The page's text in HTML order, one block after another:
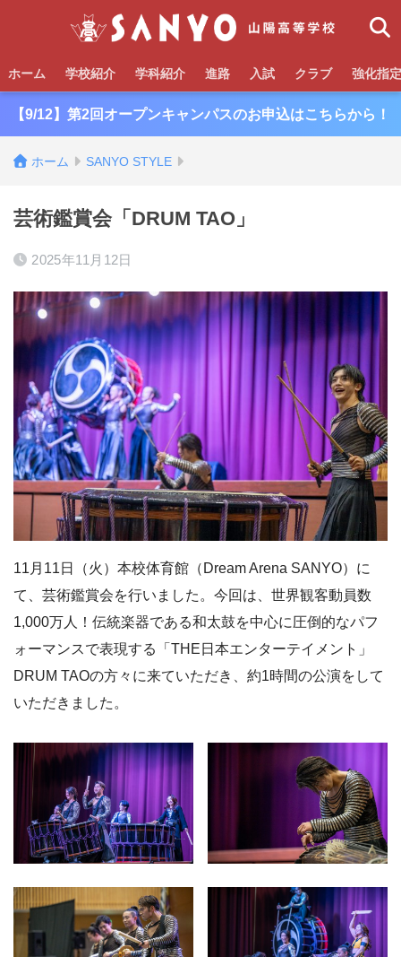
ホーム 学校紹介 学科紹介 進路 入試 クラブ 強化指
【9/12】第2回オープンキャンパスのお申込はこちらから！
ホーム SANYO STYLE
芸術鑑賞会「DRUM TAO」
2025年11月12日
11月11日（火）本校体育館（Dream Arena SANYO）に
て、芸術鑑賞会を行いました。今回は、世界観客動員数
1,000万人！伝統楽器である和太鼓を中心に圧倒的なパフ
ォーマンスで表現する「THE日本エンターテイメント」
DRUM TAOの方々に来ていただき、約1時間の公演をして
いただきました。